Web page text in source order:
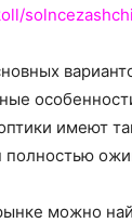
имеют
полностью
можно